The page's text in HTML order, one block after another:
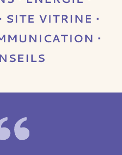
SITE VITRINE •
•